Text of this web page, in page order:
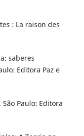
: La raison des
saberes
Editora Paz e
Paulo: Editora